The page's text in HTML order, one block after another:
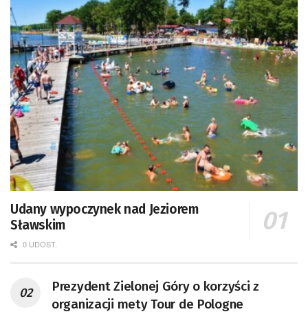
Udany wypoczynek nad Jeziorem
Sławskim
0 UDOST.
Prezydent Zielonej Góry o korzyści z
organizacji mety Tour de Pologne